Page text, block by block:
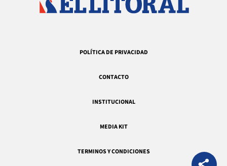
POLÍTICA DE PRIVACIDAD
CONTACTO
INSTITUCIONAL
MEDIA KIT
TERMINOS Y CONDICIONES